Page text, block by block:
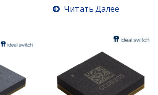
Читать Далее